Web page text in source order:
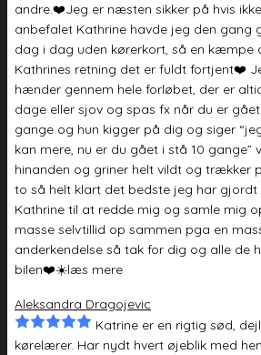
andre.❤️Jeg er næsten sikker på hvis
anbefalet Kathrine havde jeg den gang
dag i dag uden kørerkort, så en kæmpe
Kathrines retning det er fuldt fortjent❤️
hænder gennem hele forløbet, der er
dage eller sjov og spas fx når du er
gange og hun kigger på dig og siger
kan mere, nu er du gået i stå 10 gange”
hinanden og griner helt vildt og trækker
to så helt klart det bedste jeg har
Kathrine til at redde mig og samle mig
masse selvtillid op sammen pga en
anderkendelse så tak for dig og alle de
bilen❤️☀️læs mere
Aleksandra Dragojevic
Katrine er en rigtig sød,
kørelærer. Har nydt hvert øjeblik med